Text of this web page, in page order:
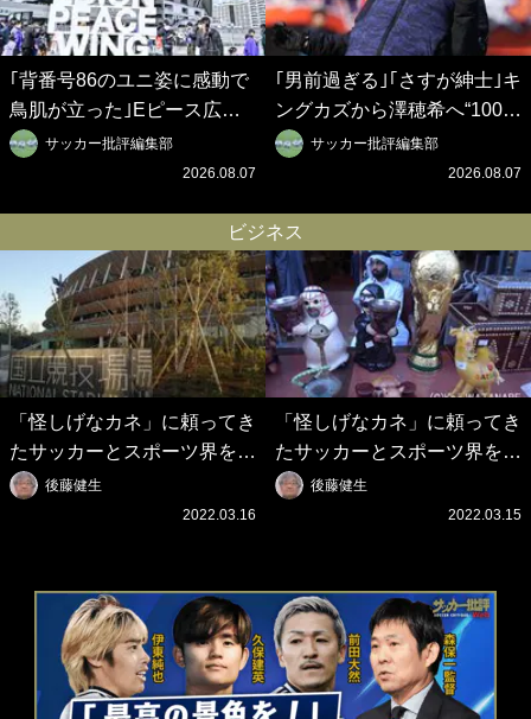
｢背番号86のユニ姿に感動で
鳥肌が立った｣Eピース広島
で行われた平和記念式典の放
映に称賛の声｢素晴らしい取
サッカー批評編集部
2026.08.07
｢男前過ぎる｣｢さすが紳士｣キ
ングカズから澤穂希へ“100本
の薔薇”サプライズ！｢まさ
か、2度もいただけるなん
ットに大反響
サッカー批評編集部
2026.08.07
ビジネス
「怪しげなカネ」に頼ってき
たサッカーとスポーツ界を待
つ未来(4)スポーツを「持続
可能」にする「真の投資」の
後藤健生
2022.03.16
「怪しげなカネ」に頼ってき
たサッカーとスポーツ界を待
つ未来(3)「ロシアン・マネ
ー」に続く中東の「オイルマ
後藤健生
2022.03.15